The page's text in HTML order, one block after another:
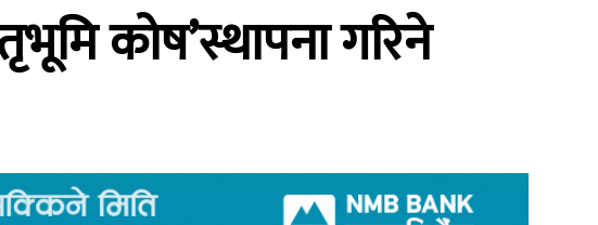
कोष’स्थापना गरिने